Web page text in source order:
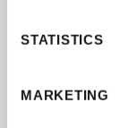
STATISTICS
MARKETING